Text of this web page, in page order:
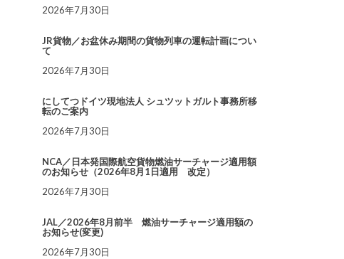
2026年7月30日
JR貨物／お盆休み期間の貨物列車の運転計画につい
て
2026年7月30日
にしてつドイツ現地法人 シュツットガルト事務所移
転のご案内
2026年7月30日
NCA／日本発国際航空貨物燃油サーチャージ適用額
のお知らせ（2026年8月1日適用 改定）
2026年7月30日
JAL／2026年8月前半 燃油サーチャージ適用額の
お知らせ(変更)
2026年7月30日